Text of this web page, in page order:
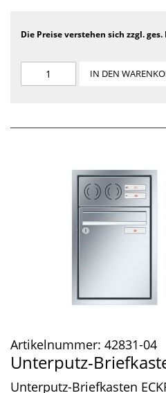
Die Preise verstehen sich zzgl. ges.
IN DEN
Artikelnummer: 42831-04
Unterputz-
Unterputz-Briefkasten